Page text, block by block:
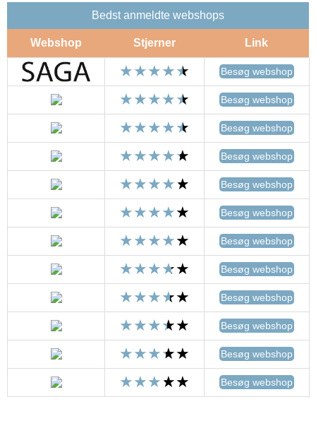
Bedst anmeldte webshops
Webshop Stjerner Link
Besøg webshop
Besøg webshop
Besøg webshop
Besøg webshop
Besøg webshop
Besøg webshop
Besøg webshop
Besøg webshop
Besøg webshop
Besøg webshop
Besøg webshop
Besøg webshop